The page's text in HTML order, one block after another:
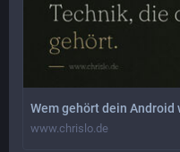
Wem gehört dein Android
www.chrislo.de